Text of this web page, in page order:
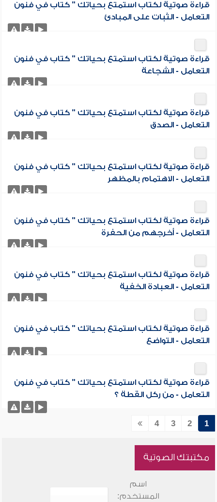
قراءة صوتية لكتاب استمتع بحياتك " كتاب في فنون
التعامل - الثبات على المبادئ
قراءة صوتية لكتاب استمتع بحياتك " كتاب في فنون
التعامل - الشجاعة
قراءة صوتية لكتاب استمتع بحياتك " كتاب في فنون
التعامل - الصدق
قراءة صوتية لكتاب استمتع بحياتك " كتاب في فنون
التعامل - الاهتمام بالمظهر
قراءة صوتية لكتاب استمتع بحياتك " كتاب في فنون
التعامل - أخرجهم من الحفرة
قراءة صوتية لكتاب استمتع بحياتك " كتاب في فنون
التعامل - العبادة الخفية
قراءة صوتية لكتاب استمتع بحياتك " كتاب في فنون
التعامل - التواضع
قراءة صوتية لكتاب استمتع بحياتك " كتاب في فنون
التعامل - من ركل القطة ؟
1
2
3
4
مكتبتك الصوتية
اسم
المستخدم: